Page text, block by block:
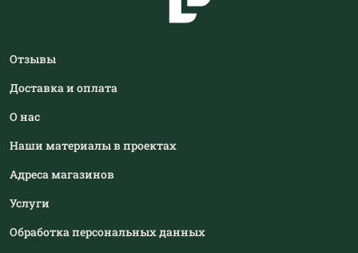
Отзывы
Доставка и оплата
О нас
Наши материалы в проектах
Адреса магазинов
Услуги
Обработка персональных данных